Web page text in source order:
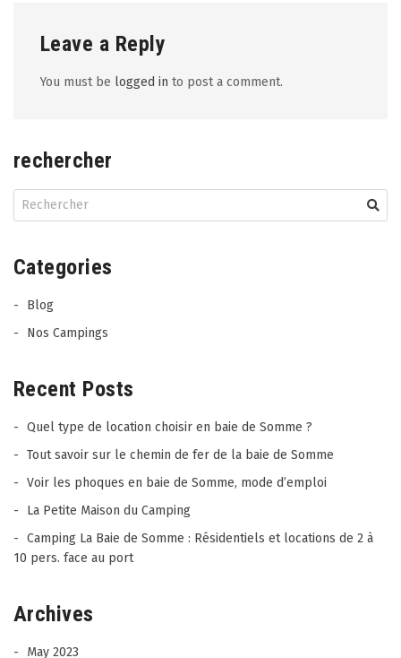
Leave a Reply
You must be logged in to post a comment.
rechercher
Categories
Blog
Nos Campings
Recent Posts
Quel type de location choisir en baie de Somme ?
Tout savoir sur le chemin de fer de la baie de Somme
Voir les phoques en baie de Somme, mode d’emploi
La Petite Maison du Camping
Camping La Baie de Somme : Résidentiels et locations de 2 à
10 pers. face au port
Archives
May 2023